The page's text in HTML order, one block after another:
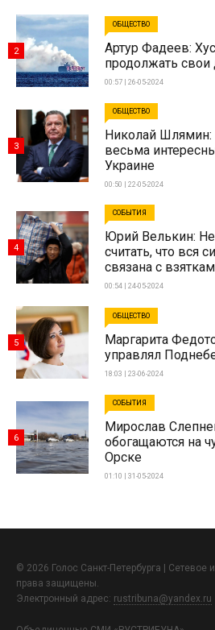
ОБЩЕСТВО
Артур Фадеев:
продолжать свои
00:57 | 26-05-2024
2
ОБЩЕСТВО
Николай
весьма
Украине
00:50 | 22-05-2024
3
СОБЫТИЯ
Юрий Велькин:
считать, что вся
связана с
00:54 | 24-05-2024
4
ОБЩЕСТВО
Маргарита
управлял
18:03 | 23-06-2024
5
СОБЫТИЯ
Мирослав
обогащаются на
Орске
01:10 | 31-05-2024
6
© 2026 Голос Санкт-Петербурга | Сетевое
права защищены.
Электронный адрес: rustribuna@yandex.ru